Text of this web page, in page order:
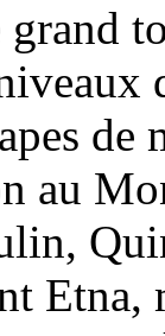
de
au
Etna,